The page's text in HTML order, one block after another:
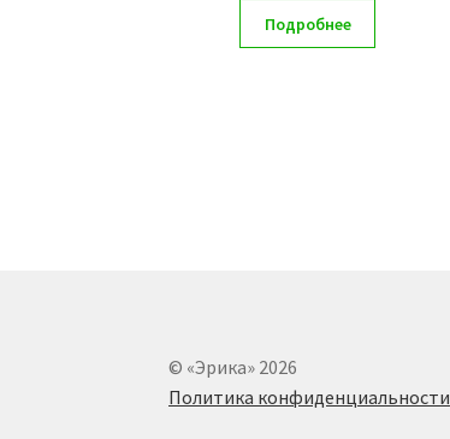
Подробнее
© «Эрика» 2026
Политика конфиденциальности